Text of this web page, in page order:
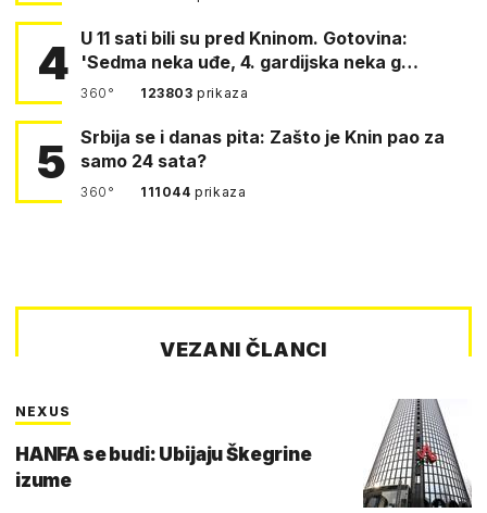
4 U 11 sati bili su pred Kninom. Gotovina:
'Sedma neka uđe, 4. gardijska neka g…
360° 123803prikaza
5
Srbija se i danas pita: Zašto je Knin pao za
samo 24 sata?
360° 111044prikaza
VEZANI ČLANCI
NEXUS
HANFA se budi: Ubijaju Škegrine
izume